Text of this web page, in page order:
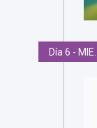
Día 6 - MIE.